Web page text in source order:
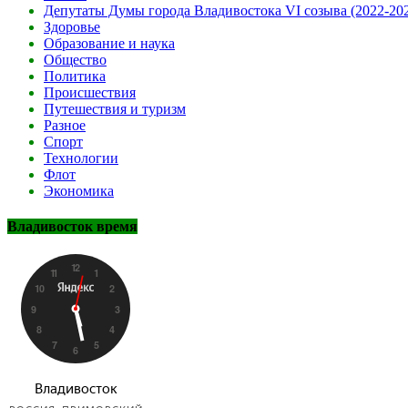
Депутаты Думы города Владивостока VI созыва (2022-
Здоровье
Образование и наука
Общество
Политика
Происшествия
Путешествия и туризм
Разное
Спорт
Технологии
Флот
Экономика
Владивосток время